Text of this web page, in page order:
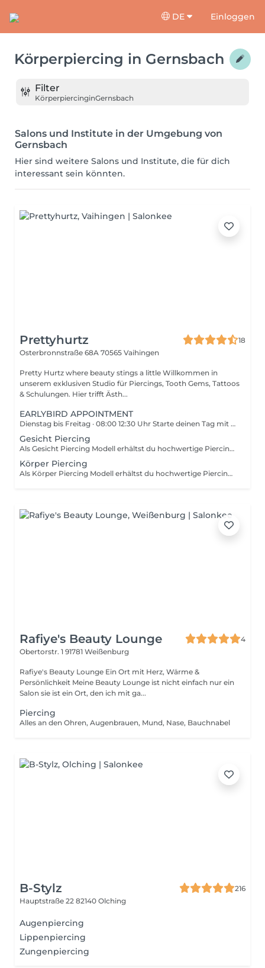
DE Einloggen
Körperpiercing in Gernsbach
Filter
KörperpiercinginGernsbach
Salons und Institute in der Umgebung von
Gernsbach
Hier sind weitere Salons und Institute, die für dich
interessant sein könnten.
Prettyhurtz
18
Osterbronnstraße 68A 70565 Vaihingen
Pretty Hurtz where beauty stings a little Willkommen in
unserem exklusiven Studio für Piercings, Tooth Gems, Tattoos
& Schulungen. Hier trifft Ästh...
EARLYBIRD APPOINTMENT
Dienstag bis Freitag · 08:00 12:30 Uhr Starte deinen Tag mit Nadeln statt Kaffee. Mit unseren EARLY BIRD APPOINTMENTS bekommst du deine Pretty-Hurtz-Experience am Morgen exklusiv, limitiert und bis zu 50 % günstiger als regulär. Dein Vorteil: Termine nur zwischen 08:00 und 12:30 Uhr Dienstag bis Freitagm - Bis zu 50 % Preisvorteil auf ausgewählte Behandlungen Nur mit vorab vereinbartem Termin keine Walk-Ins Perfekt für alle, die schon morgens ein Zeichen setzen wollen.
Gesicht Piercing
Als Gesicht Piercing Modell erhältst du hochwertige Piercings zu stark vergünstigten Konditionen. Der Grund dafür ist, dass diese Termine nicht nur dem routiniertem Arbeiten dienen, sondern auch für Content-Produktion, Weiterentwicklung neuer Techniken, Social-Media-Material, Schulungszwecke und Portfolio-Updates genutzt werden. Du bekommst selbstverständlich Studio-Qualität mit professioneller Beratung, sterilem Arbeiten nach höchsten Hygienestandards und hochwertigem Erstschmuck zum Modellpreis. Mit deiner Buchung erklärst du dich einverstanden, dass Foto- und Videoaufnahmen für unsere Online-Kanäle und Werbezwecke verwendet werden dürfen.
Körper Piercing
Als Körper Piercing Modell erhältst du hochwertige Piercings zu stark vergünstigten Konditionen. Der Grund dafür ist, dass diese Termine nicht nur dem routiniertem Arbeiten dienen, sondern auch für Content-Produktion, Weiterentwicklung neuer Techniken, Social-Media-Material, Schulungszwecke und Portfolio-Updates genutzt werden. Du bekommst selbstverständlich Studio-Qualität mit professioneller Beratung, sterilem Arbeiten nach höchsten Hygienestandards und hochwertigem Erstschmuck zum Modellpreis. Mit deiner Buchung erklärst du dich einverstanden, dass Foto- und Videoaufnahmen für unsere Online-Kanäle und Werbezwecke verwendet werden dürfen.
Rafiye's Beauty Lounge
4
Obertorstr. 1 91781 Weißenburg
Rafiye's Beauty Lounge Ein Ort mit Herz, Wärme &
Persönlichkeit Meine Beauty Lounge ist nicht einfach nur ein
Salon sie ist ein Ort, den ich mit ga...
Piercing
Alles an den Ohren, Augenbrauen, Mund, Nase, Bauchnabel
B-Stylz
216
Hauptstraße 22 82140 Olching
Augenpiercing
Lippenpiercing
Zungenpiercing